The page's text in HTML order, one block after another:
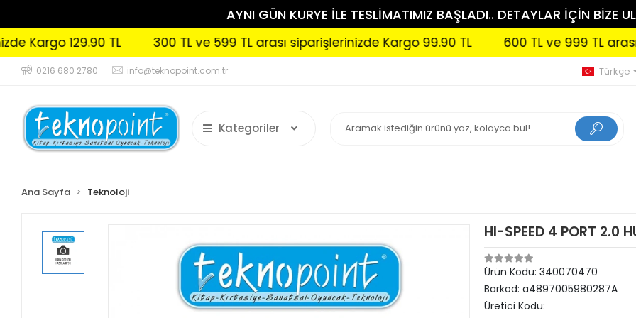
AYNI GÜN KURYE İLE TESLİMATIMIZ BAŞLADI.. DETAYLAR İÇİN BİZE
129.90 TL 300 TL ve 599 TL arası siparişlerinizde Kargo 99.90 TL 600 TL ve 999 TL arası
0216 680 2780 info@teknopoint.com.tr Türkçe
Kategoriler
Ana Sayfa Teknoloji
HI-SPEED 4 PORT 2.0
Ürün Kodu: 340070470
Barkod: a4897005980287A
Üretici Kodu: